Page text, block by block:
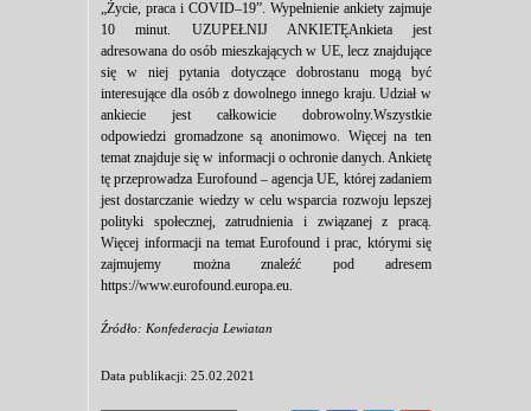
„Życie, praca i COVID–19”. Wypełnienie ankiety zajmuje
10 minut. UZUPEŁNIJ ANKIETĘAnkieta jest
adresowana do osób mieszkających w UE, lecz znajdujące
się w niej pytania dotyczące dobrostanu mogą być
interesujące dla osób z dowolnego innego kraju. Udział w
ankiecie jest całkowicie dobrowolny.Wszystkie
odpowiedzi gromadzone są anonimowo. Więcej na ten
temat znajduje się w informacji o ochronie danych. Ankietę
tę przeprowadza Eurofound – agencja UE, której zadaniem
jest dostarczanie wiedzy w celu wsparcia rozwoju lepszej
polityki społecznej, zatrudnienia i związanej z pracą.
Więcej informacji na temat Eurofound i prac, którymi się
zajmujemy można znaleźć pod adresem
https://www.eurofound.europa.eu.
Źródło: Konfederacja Lewiatan
Data publikacji: 25.02.2021